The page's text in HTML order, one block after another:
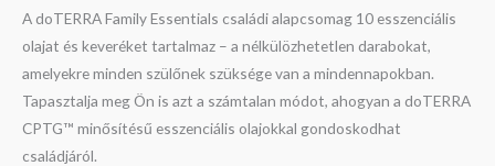
A doTERRA Family Essentials családi alapcsomag 10 esszenciális
olajat és keveréket tartalmaz – a nélkülözhetetlen darabokat,
amelyekre minden szülőnek szüksége van a mindennapokban.
Tapasztalja meg Ön is azt a számtalan módot, ahogyan a doTERRA
CPTG™ minősítésű esszenciális olajokkal gondoskodhat
családjáról.